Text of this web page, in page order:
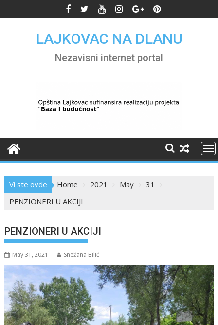
to
LAJKOVAC NA DLANU
Nezavisni internet portal
Vi ste ovde Home 2021 May
31
PENZIONERI U AKCIJI
PENZIONERI U AKCIJI
May 31, 2021 Snežana Bilić